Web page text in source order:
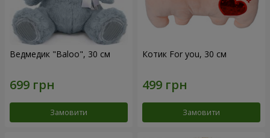
Ведмедик "Baloo", 30 см
Замовити
Котик For you, 30 см
Замовити